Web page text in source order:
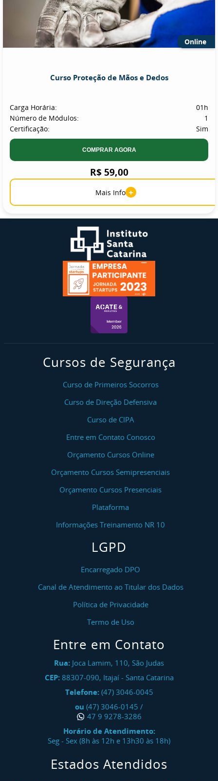
Online
Curso Proteção de Mãos e Dedos
Carga Horária:
01h
Número de Módulos:
1
Certificação:
Sim
COMPRAR AGORA
R$ 59,00
Mais Info +
Cursos de Segurança
Curso de Primeiros Socorros
Curso de Direção Defensiva
Curso de CIPA
Entre em Contato Conosco
Orçamento Cursos Online
Orçamento Cursos Semipresenciais
Orçamento Cursos Presenciais
Plataforma
Informações Treinamento NR 10
LGPD
Encarregado DPO
Canal de Atendimento ao Titular dos Dados
Política de Privacidade
Termo de Uso
Entre em Contato
Rua: Joca Lamim, 110, São Judas
CEP: 88307-090, Itajaí- Santa Catarina
Telefone: (47) 3046-0045
ou (47) 3046-0145 /
47 9 9278-3286
Horário de Atendimento:
Seg - Sex (8h às 12h e 13h30 às 18h)
Estados Atendidos